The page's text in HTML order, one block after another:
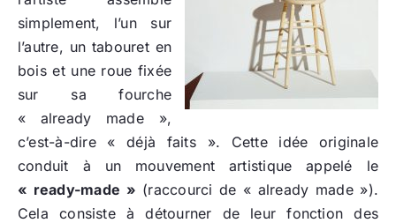
simplement, l’un sur
l’autre, un tabouret en
bois et une roue fixée
sur sa fourche
« already made »,
c’est-à-dire « déjà faits ». Cette idée originale
conduit à un mouvement artistique appelé le
« ready-made » (raccourci de « already made »).
Cela consiste à détourner de leur fonction des